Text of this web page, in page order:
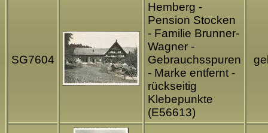
SG7604
Hemberg -
Pension Stocken
- Familie Brunner-
Wagner -
Gebrauchsspuren
- Marke entfernt -
rückseitig
Klebepunkte
(E56613)